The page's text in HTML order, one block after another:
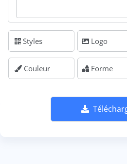
Styles Logo
Couleur Forme